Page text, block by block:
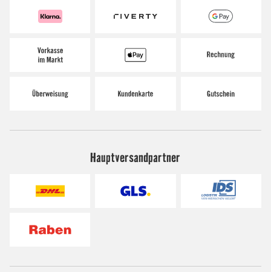
Hauptversandpartner